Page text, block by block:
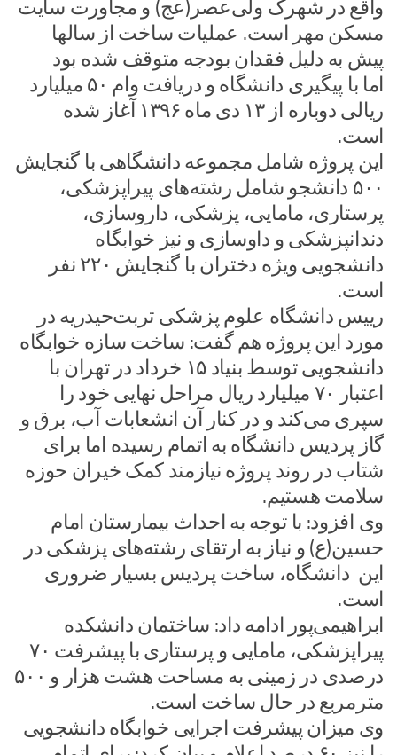
واقع در شهرک ولی‌عصر(عج) و مجاورت سایت
مسکن مهر است. عملیات ساخت از سالها
پیش به دلیل فقدان بودجه متوقف شده‌ بود
اما با پیگیری‌ دانشگاه و دریافت وام ۵۰ میلیارد
ریالی دوباره از ۱۳ دی ماه ۱۳۹۶ آغاز شده
است.
این پروژه شامل مجموعه دانشگاهی با گنجایش
۵۰۰ دانشجو شامل رشته‌های پیراپزشکی،
پرستاری، مامایی، پزشکی، داروسازی،
دندانپزشکی و داوسازی و نیز خوابگاه
دانشجویی ویژه دختران با گنجایش ۲۲۰ نفر
است.
رییس دانشگاه علوم پزشکی تربت‌حیدریه در
مورد این پروژه هم گفت: ساخت سازه خوابگاه
دانشجویی توسط بنیاد ۱۵ خرداد در تهران با
اعتبار ۷۰ میلیارد ریال مراحل نهایی خود را
سپری می‌کند و در کنار آن انشعابات آب، برق و
گاز پردیس دانشگاه به اتمام رسیده اما برای
شتاب در روند پروژه نیازمند کمک خیران حوزه
سلامت هستیم.
وی افزود: با توجه به احداث بیمارستان امام
حسین(ع) و نیاز به ارتقای رشته‌های پزشکی در
این دانشگاه، ساخت پردیس بسیار ضروری
است.
ابراهیمی‌پور ادامه داد: ساختمان دانشکده
پیراپزشکی، مامایی و پرستاری با پیشرفت ۷۰
درصدی در زمینی به مساحت هشت هزار و ۵۰۰
مترمربع در حال ساخت است.
وی میزان پیشرفت اجرایی خوابگاه دانشجویی